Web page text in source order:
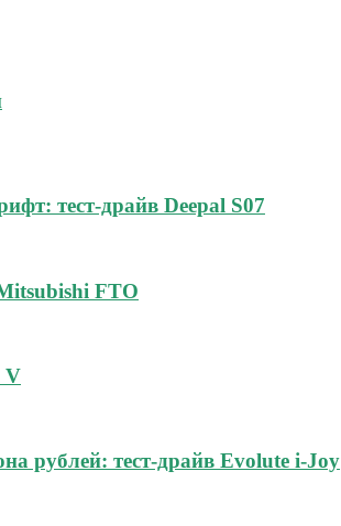
тест-драйв Deepal S07
FTO
V
рублей: тест-драйв Evolute i-Joy